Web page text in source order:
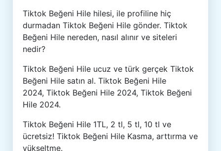
Tiktok Beğeni Hile hilesi, ile profiline hiç
durmadan Tiktok Beğeni Hile gönder. Tiktok
Beğeni Hile nereden, nasıl alınır ve siteleri
nedir?
Tiktok Beğeni Hile ucuz ve türk gerçek Tiktok
Beğeni Hile satın al. Tiktok Beğeni Hile
2024, Tiktok Beğeni Hile 2024, Tiktok Beğeni
Hile 2024.
Tiktok Beğeni Hile 1TL, 2 tl, 5 tl, 10 tl ve
ücretsiz! Tiktok Beğeni Hile Kasma, arttırma ve
yükseltme.